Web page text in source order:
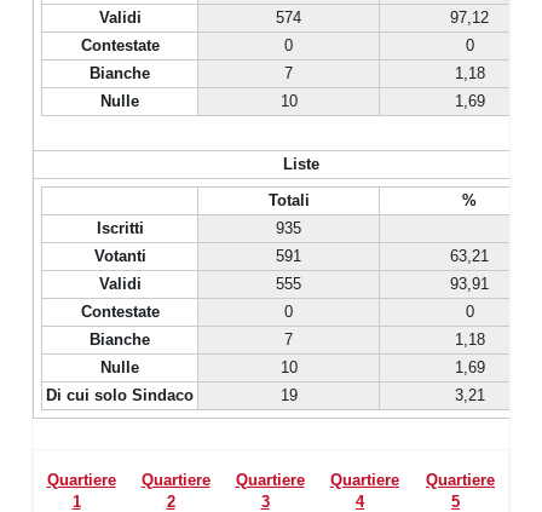
Validi
574
97,12
Contestate
0
0
Bianche
7
1,18
Nulle
10 1,69
Liste
Totali
%
Iscritti
935
Votanti
591
63,21
Validi
555
93,91
Contestate
0
0
Bianche
7
1,18
Nulle
10
1,69
Di cui solo Sindaco
19 3,21
Quartiere
1
Quartiere
2
Quartiere
3
Quartiere
4
Quartiere
5